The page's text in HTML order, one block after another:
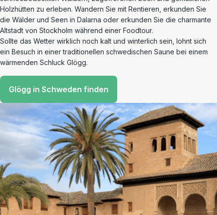
Holzhütten zu erleben. Wandern Sie mit Rentieren, erkunden Sie
die Wälder und Seen in Dalarna oder erkunden Sie die charmante
Altstadt von Stockholm während einer Foodtour.
Sollte das Wetter wirklich noch kalt und winterlich sein, lohnt sich
ein Besuch in einer traditionellen schwedischen Saune bei einem
wärmenden Schluck Glögg.
Glögg in Schweden finden